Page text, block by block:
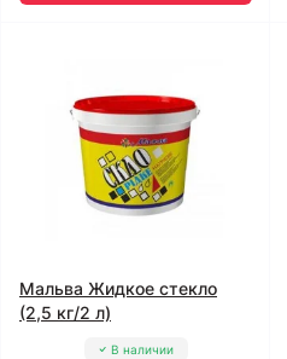
Мальва Жидкое стекло
(2,5 кг/2 л)
В наличии